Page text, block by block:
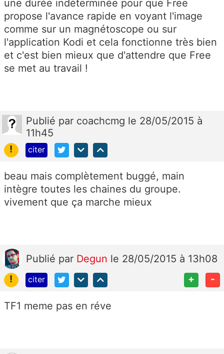
une durée indéterminée pour que Free
propose l'avance rapide en voyant l'image
comme sur un magnétoscope ou sur
l'application Kodi et cela fonctionne très bien
et c'est bien mieux que d'attendre que Free
se met au travail !
Publié par coachcmg le 28/05/2015 à
11h45
!
citer
beau mais complètement buggé, main
intègre toutes les chaines du groupe.
vivement que ça marche mieux
Publié par Degun le 28/05/2015 à 13h08
!
citer + -
TF1 meme pas en réve